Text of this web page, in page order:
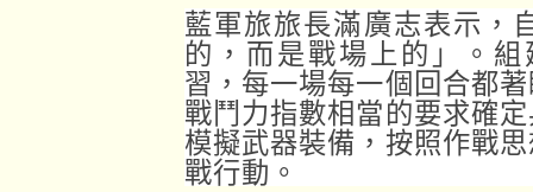
藍軍旅旅長滿廣志表示，
的，而是戰場上的」。
習，每一場每一個回合都
戰鬥力指數相當的要求確
模擬武器裝備，按照作戰
戰行動。